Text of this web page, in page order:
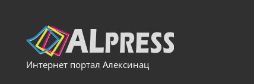
content
Интернет портал Алексинац